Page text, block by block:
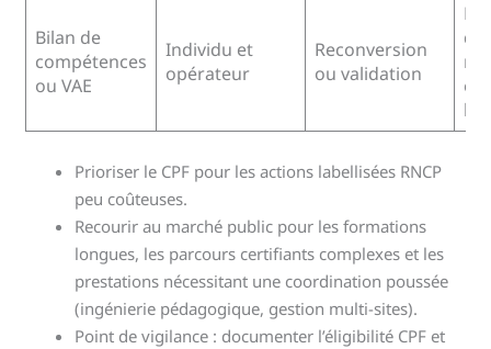
Bilan de
compétences
ou VAE
Individu et
opérateur
Reconversion
ou validation
Prioriser le CPF pour les actions labellisées RNCP
peu coûteuses.
Recourir au marché public pour les formations
longues, les parcours certifiants complexes et les
prestations nécessitant une coordination poussée
(ingénierie pédagogique, gestion multi-sites).
Point de vigilance : documenter l’éligibilité CPF et